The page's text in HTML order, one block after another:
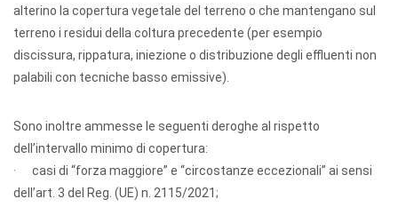
alterino la copertura vegetale del terreno o che mantengano sul
terreno i residui della coltura precedente (per esempio
discissura, rippatura, iniezione o distribuzione degli effluenti non
palabili con tecniche basso emissive).
Sono inoltre ammesse le seguenti deroghe al rispetto
dell’intervallo minimo di copertura:
· casi di “forza maggiore” e “circostanze eccezionali” ai sensi
dell’art. 3 del Reg. (UE) n. 2115/2021;